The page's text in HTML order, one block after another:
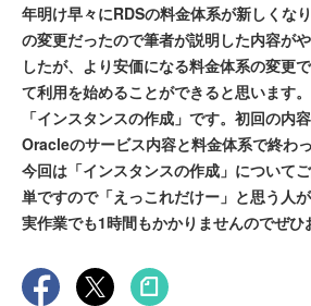
年明け早々にRDSの料金体系が新しくな
の変更だったので筆者が説明した内容が
したが、より安価になる料金体系の変更
て利用を始めることができると思います
「インスタンスの作成」です。初回の内
Oracleのサービス内容と料金体系で終わ
今回は「インスタンスの作成」について
単ですので「えっこれだけー」と思う人が
実作業でも1時間もかかりませんのでぜひ